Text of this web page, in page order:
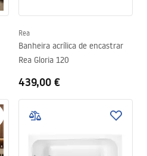
Rea
Banheira acrílica de encastrar
Rea Gloria 120
439,00 €